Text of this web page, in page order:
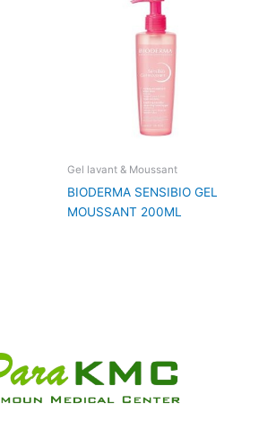
Gel lavant & Moussant
BIODERMA SENSIBIO GEL
MOUSSANT 200ML